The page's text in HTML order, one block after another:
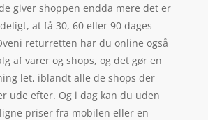
giver shoppen endda mere det er
at få 30, 60 eller 90 dages
returretten har du online også
af varer og shops, og det gør en
let, iblandt alle de shops der
ude efter. Og i dag kan du uden
priser fra mobilen eller en